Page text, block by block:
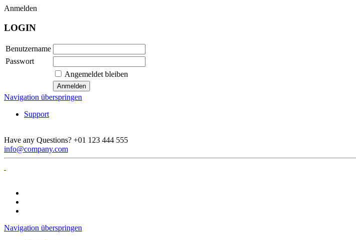
Anmelden
LOGIN
Benutzername
Passwort
Angemeldet bleiben
Navigation überspringen
Support
Have any Questions? +01 123 444 555
info@company.com
Navigation überspringen